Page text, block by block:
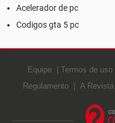
Acelerador de pc
Codigos gta 5 pc
Equipe Termos de uso
Regulamento
A